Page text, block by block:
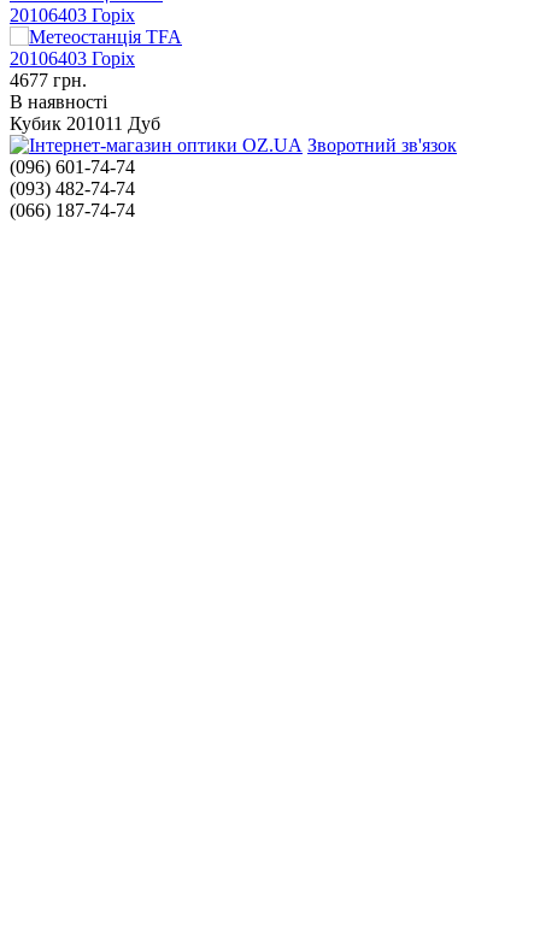
20106403 Горіх
4677 грн.
В наявності
Кубик 201011 Дуб
Зворотний зв'язок
(096) 601-74-74
(093) 482-74-74
(066) 187-74-74